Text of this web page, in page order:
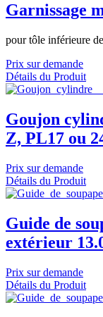
Garnissage
pour tôle inférieure
Prix sur demande
Détails du Produit
Goujon
Z, PL17 ou
Prix sur demande
Détails du Produit
Guide de
extérieur
Prix sur demande
Détails du Produit